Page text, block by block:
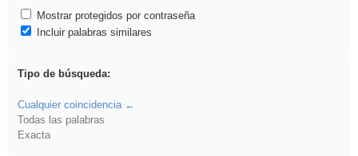
Mostrar protegidos por contraseña
Incluir palabras similares
Tipo de búsqueda:
Cualquier coincidencia
Todas las palabras
Exacta